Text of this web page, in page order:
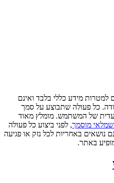
למטרות מידע כללי בלבד ואינם
כל פעולה שתבוצע על סמך
של המשתמש. מומלץ מאוד
מוסמך, לפני ביצוע כל פעולה
באחריות לכל נזק או פגיעה
באתר.